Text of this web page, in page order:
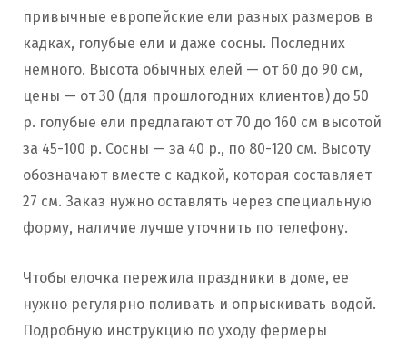
привычные европейские ели разных размеров в
кадках, голубые ели и даже сосны. Последних
немного. Высота обычных елей — от 60 до 90 см,
цены — от 30 (для прошлогодних клиентов) до 50
р. голубые ели предлагают от 70 до 160 см высотой
за 45-100 р. Сосны — за 40 р., по 80-120 см. Высоту
обозначают вместе с кадкой, которая составляет
27 см. Заказ нужно оставлять через специальную
форму, наличие лучше уточнить по телефону.
Чтобы елочка пережила праздники в доме, ее
нужно регулярно поливать и опрыскивать водой.
Подробную инструкцию по уходу фермеры